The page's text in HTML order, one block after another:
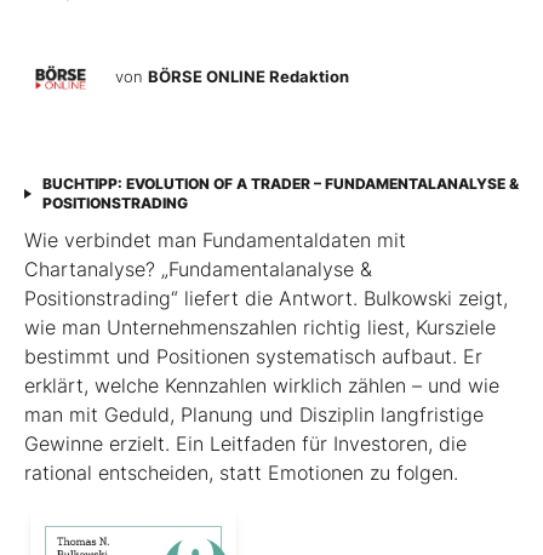
von BÖRSE ONLINE Redaktion
BUCHTIPP: EVOLUTION OF A TRADER – FUNDAMENTALANALYSE &
POSITIONSTRADING
Wie verbindet man Fundamentaldaten mit
Chartanalyse? „Fundamentalanalyse &
Positionstrading“ liefert die Antwort. Bulkowski zeigt,
wie man Unternehmenszahlen richtig liest, Kursziele
bestimmt und Positionen systematisch aufbaut. Er
erklärt, welche Kennzahlen wirklich zählen – und wie
man mit Geduld, Planung und Disziplin langfristige
Gewinne erzielt. Ein Leitfaden für Investoren, die
rational entscheiden, statt Emotionen zu folgen.